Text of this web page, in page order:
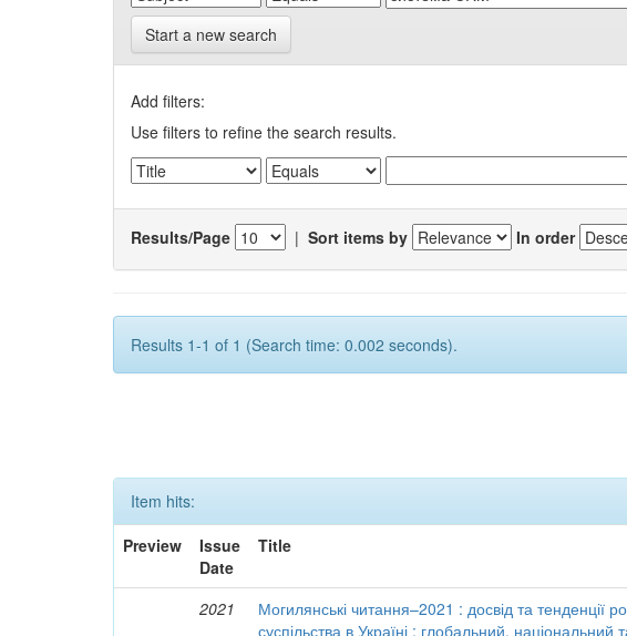
Start a new search
Add filters:
Use filters to refine the search results.
Results/Page | Sort items by In order
Results 1-1 of 1 (Search time: 0.002 seconds).
Item hits:
Preview
Issue
Date
Title
2021
Могилянські читання–2021 : досвід та тенденції
суспільства в Україні : глобальний, національний